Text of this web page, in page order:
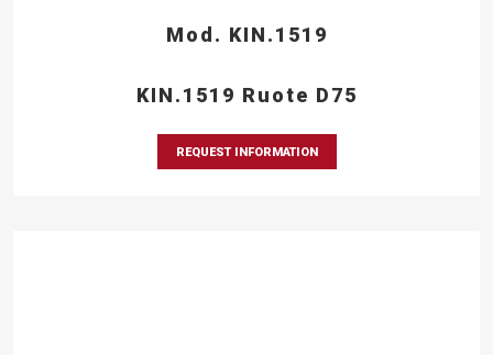
Mod. KIN.1519
KIN.1519 Ruote D75
REQUEST INFORMATION